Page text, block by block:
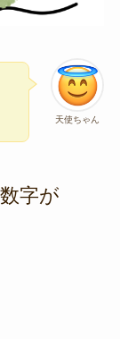
天使ちゃん
字が